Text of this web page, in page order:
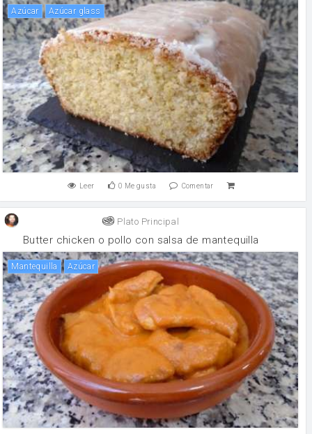
Azúcar Azúcar glass
Leer 0 Me gusta Comentar
Plato Principal
Butter chicken o pollo con salsa de mantequilla
mantequilla Azúcar